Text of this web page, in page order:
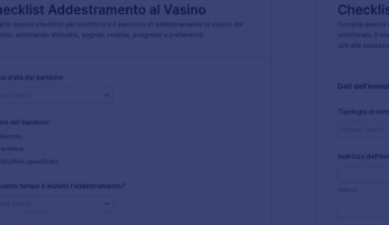
Ispezioni